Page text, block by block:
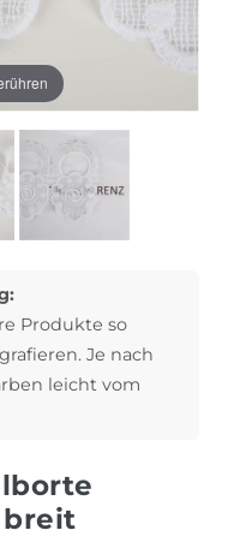
Produkte so
Je nach
leicht vom
breit